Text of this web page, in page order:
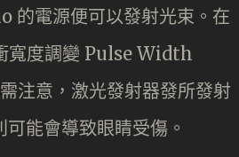
的電源便可以發射光束。在
寬度調變 Pulse Width
注意，激光發射器發所發射
能會導致眼睛受傷。